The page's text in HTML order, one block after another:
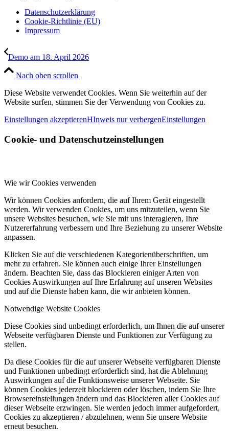
Datenschutzerklärung
Cookie-Richtlinie (EU)
Impressum
Demo am 18. April 2026
Nach oben scrollen
Diese Website verwendet Cookies. Wenn Sie weiterhin auf der
Website surfen, stimmen Sie der Verwendung von Cookies zu.
Einstellungen akzeptierenHInweis nur verbergenEinstellungen
Cookie- und Datenschutzeinstellungen
Wie wir Cookies verwenden
Wir können Cookies anfordern, die auf Ihrem Gerät eingestellt
werden. Wir verwenden Cookies, um uns mitzuteilen, wenn Sie
unsere Websites besuchen, wie Sie mit uns interagieren, Ihre
Nutzererfahrung verbessern und Ihre Beziehung zu unserer Website
anpassen.
Klicken Sie auf die verschiedenen Kategorienüberschriften, um
mehr zu erfahren. Sie können auch einige Ihrer Einstellungen
ändern. Beachten Sie, dass das Blockieren einiger Arten von
Cookies Auswirkungen auf Ihre Erfahrung auf unseren Websites
und auf die Dienste haben kann, die wir anbieten können.
Notwendige Website Cookies
Diese Cookies sind unbedingt erforderlich, um Ihnen die auf unserer
Webseite verfügbaren Dienste und Funktionen zur Verfügung zu
stellen.
Da diese Cookies für die auf unserer Webseite verfügbaren Dienste
und Funktionen unbedingt erforderlich sind, hat die Ablehnung
Auswirkungen auf die Funktionsweise unserer Webseite. Sie
können Cookies jederzeit blockieren oder löschen, indem Sie Ihre
Browsereinstellungen ändern und das Blockieren aller Cookies auf
dieser Webseite erzwingen. Sie werden jedoch immer aufgefordert,
Cookies zu akzeptieren / abzulehnen, wenn Sie unsere Website
erneut besuchen.